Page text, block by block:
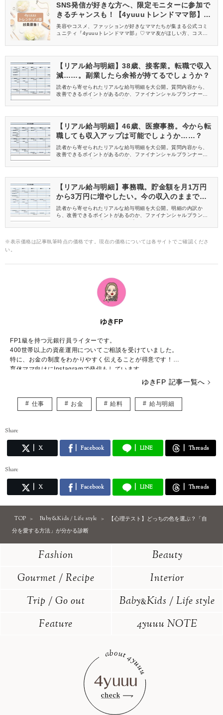
SNS発信が好きな方へ、限定モニターに参加で
きるチャンスも！【4yuuuトレンドママ部】部
員募集中
美容やコスメ、ファッションが好きなママたちが集まる公式コミ
ュニティ『4yuuuトレンドママ部』♡ママ友がほしい方、コスメサ
信してくれる方を募集しています！
【リアル給与明細】38歳、接客業。転職で収入
減……。副業したら余裕が持てるでしょうか？
読者から寄せられたリアルな給与明細を大公開。質問内容から、
改善できるポイントがあるのか、ファイナンシャルプランナーが
【リアル給与明細】46歳、医療事務。今から転
職しても収入アップは可能でしょうか……？
読者から寄せられたリアルな給与明細を大公開。質問内容から、
改善できるポイントがあるのか、ファイナンシャルプランナーが
【リアル給与明細】事務職。貯金額を月1万円
から3万円に増やしたい。今の収入のままで可
能でしょうか？
読者から寄せられたリアルな給与明細を大公開。明細の内訳か
ら、改善できるポイントがあるのか、ファイナンシャルプランナ
※表示価格は記事執筆時点の価格です。現在の価格については各サイトでご確認くださ
い。
ゆきFP
FP1級を持つ元銀行員ライターです。
400世帯以上の資産運用についてご相談を受けていました。
特に、お金の制度をわかりやすく伝えることが得意です！
育休ママ向けにInstagramで発信もしています。
ゆきFP 記事一覧へ
仕事 お金 給料 給与明細
Share
X Facebook LINE Threads
Share
X Facebook LINE Threads
TOP Baby&Kids / Life style
【心理テスト】どっちの色を選ぶ？「自
分を愛する方法」が分かる診断
Fashion
Beauty
Gourmet / Recipe
Interior
Trip / Go out
Baby&Kids / Life style
Feature
4yuuu NOTE